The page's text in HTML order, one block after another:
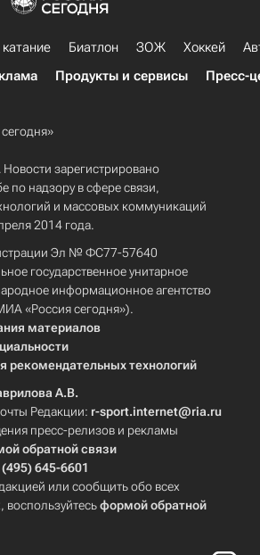
Биатлон ЗОЖ Хоккей
Продукты и сервисы Пресс-
зарегистрировано
по надзору в сфере связи,
и массовых коммуникаций
2014 года.
Эл № ФС77-57640
государственное унитарное
информационное агентство
«Россия сегодня»).
материалов
рекомендательных технологий
А.В.
Редакции: r-sport.internet@ria.ru
пресс-релизов и рекламы
обратной связи
(495) 645-6601
или сообщить обо всех
формой обратной